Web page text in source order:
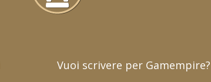
Vuoi scrivere per Gamempire?